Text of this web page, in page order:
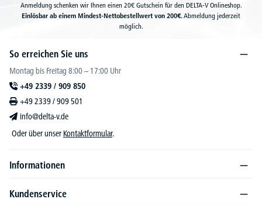
Anmeldung schenken wir Ihnen einen 20€ Gutschein für den DELTA-V Onlineshop.
Einlösbar ab einem Mindest-Nettobestellwert von 200€.Abmeldung jederzeit
möglich.
So erreichen Sie uns
Montag bis Freitag 8:00 – 17:00 Uhr
+49 2339 / 909 850
+49 2339 / 909 501
info@delta-v.de
Oder über unser Kontaktformular.
Informationen
Kundenservice